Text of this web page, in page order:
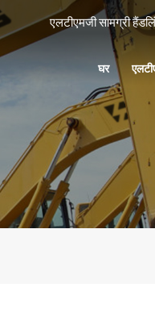
एलटीएमजी सामग्री
घर